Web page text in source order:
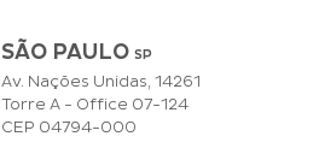
SÃO PAULO S P
Av. Nações Unidas, 14261
Torre A - Office 07-124
CEP 04794-000